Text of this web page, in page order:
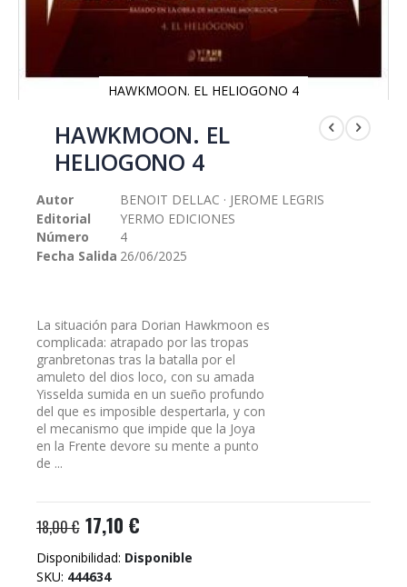
HAWKMOON. EL HELIOGONO 4
comienzo
galería
imágenes
HAWKMOON. EL
HELIOGONO 4
Autor
BENOIT DELLAC · JEROME LEGRIS
Editorial
YERMO EDICIONES
Número
4
Fecha Salida 26/06/2025
La situación para Dorian Hawkmoon es
complicada: atrapado por las tropas
granbretonas tras la batalla por el
amuleto del dios loco, con su amada
Yisselda sumida en un sueño profundo
del que es imposible despertarla, y con
el mecanismo que impide que la Joya
en la Frente devore su mente a punto
de ...
18,00 € 17,10 €
Disponibilidad: Disponible
SKU 444634